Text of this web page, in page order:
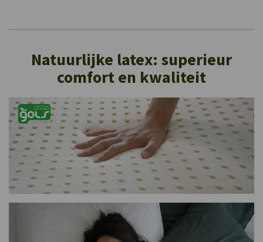
Natuurlijke latex: superieur
comfort en kwaliteit